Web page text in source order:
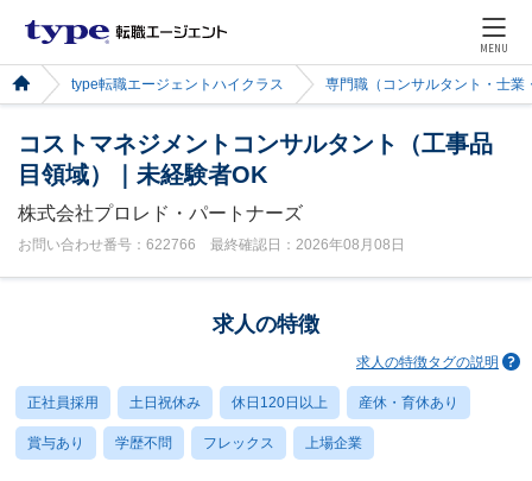
MENU
type転職エージェントハイクラス 専門職（コンサルタント・士業
コストマネジメントコンサルタント（工事品
目領域）｜未経験者OK
株式会社プロレド・パートナーズ
お問い合わせ番号：622766 最終確認日：2026年08月08日
求人の特徴
求人の特徴タグの説明
正社員採用 土日祝休み 休日120日以上 産休・育休あり
賞与あり 学歴不問 フレックス 上場企業